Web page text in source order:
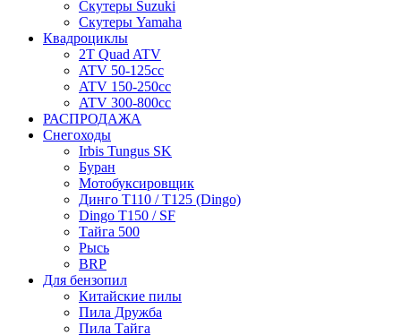
Скутеры Suzuki
Скутеры Yamaha
Квадроциклы
2T Quad ATV
ATV 50-125cc
ATV 150-250cc
ATV 300-800cc
РАСПРОДАЖА
Снегоходы
Irbis Tungus SK
Буран
Мотобуксировщик
Динго T110 / T125 (Dingo)
Dingo T150 / SF
Тайга 500
Рысь
BRP
Для бензопил
Китайские пилы
Пила Дружба
Пила Тайга